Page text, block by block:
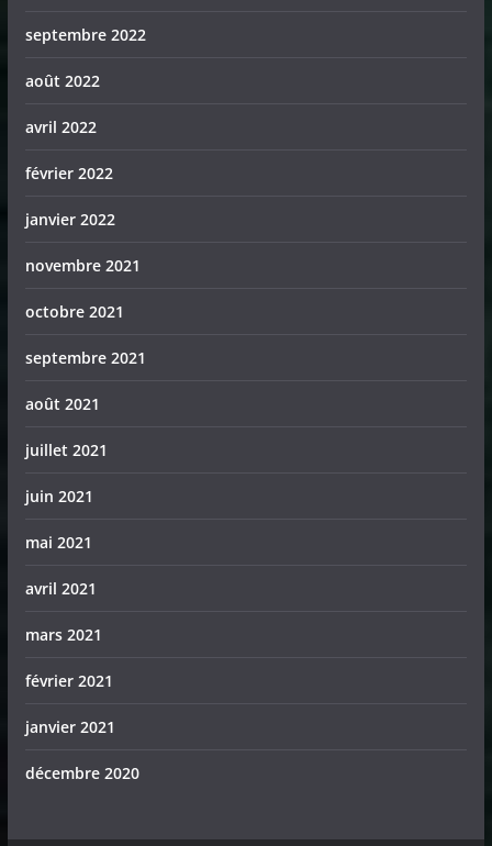
septembre 2022
août 2022
avril 2022
février 2022
janvier 2022
novembre 2021
octobre 2021
septembre 2021
août 2021
juillet 2021
juin 2021
mai 2021
avril 2021
mars 2021
février 2021
janvier 2021
décembre 2020